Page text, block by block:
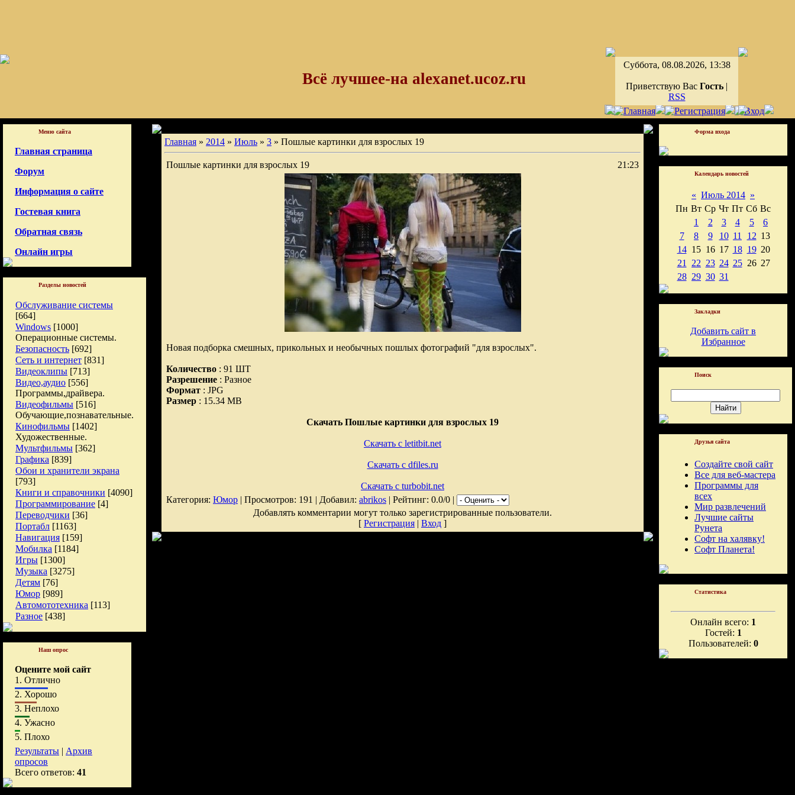
Суббота, 08.08.2026, 13:38
Приветствую Вас Гость |
RSS
Всё лучшее-на alexanet.ucoz.ru
Меню сайта
Главная страница
Форум
Информация о сайте
Гостевая книга
Обратная связь
Онлайн игры
Разделы новостей
Обслуживание системы
[664]
Windows [1000]
Операционные системы.
Безопасность [692]
Сеть и интернет [831]
Видеоклипы [713]
Видео,аудио [556]
Программы,драйвера.
Видеофильмы [516]
Обучающие,познавательные.
Кинофильмы [1402]
Художественные.
Мультфильмы [362]
Графика [839]
Обои и хранители экрана
[793]
Книги и справочники [4090]
Программирование [4]
Переводчики [36]
Портабл [1163]
Навигация [159]
Мобилка [1184]
Игры [1300]
Музыка [3275]
Детям [76]
Юмор [989]
Автомототехника [113]
Разное [438]
Наш опрос
Оцените мой сайт
1. Отлично
2. Хорошо
3. Неплохо
4. Ужасно
5. Плохо
Результаты | Архив
опросов
Всего ответов: 41
Главная » 2014 » Июль » 3 » Пошлые картинки для взрослых 19
Пошлые картинки для взрослых 19 21:23
Новая подборка смешных, прикольных и необычных пошлых фотографий "для взрослых".
Количество : 91 ШТ
Разрешение : Разное
Формат : JPG
Размер : 15.34 MB
Скачать Пошлые картинки для взрослых 19
Скачать с letitbit.net
Скачать с dfiles.ru
Скачать с turbobit.net
Категория: Юмор | Просмотров: 191 | Добавил: abrikos | Рейтинг: 0.0/0 |
Добавлять комментарии могут только зарегистрированные пользователи.
[ Регистрация | Вход ]
Форма входа
Календарь новостей
« Июль 2014 »
Пн Вт Ср Чт Пт Сб Вс
1
2 3 4 5
6
7
8 9 10 11 12 13
14 15 16 17 18 19 20
21
22 23 24 25 26 27
28 29 30 31
Закладки
Добавить сайт в
Избранное
Поиск
Друзья сайта
Создайте свой сайт
Все для веб-мастера
Программы для
всех
Мир развлечений
Лучшие сайты
Рунета
Софт на халявку!
Софт Планета!
Статистика
Онлайн всего: 1
Гостей: 1
Пользователей: 0